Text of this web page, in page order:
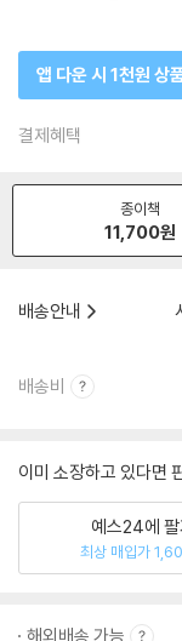
앱 다운 시 1천원 상
결제혜택
종이책
11,700원
배송안내
배송비
이미 소장하고 있다면
예스24에 팔
최상 매입가
해외배송 가능